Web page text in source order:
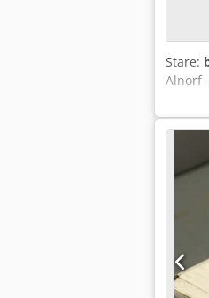
Stare:
Alnorf